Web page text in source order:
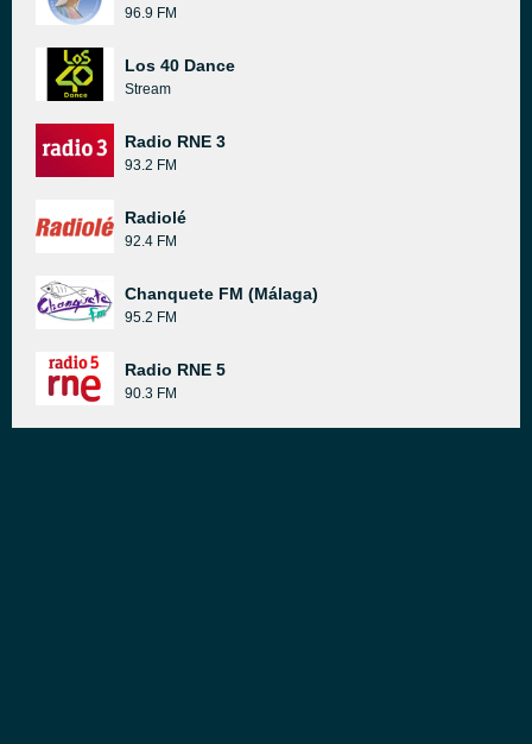
96.9 FM
Los 40 Dance
Stream
Radio RNE 3
93.2 FM
Radiolé
92.4 FM
Chanquete FM (Málaga)
95.2 FM
Radio RNE 5
90.3 FM